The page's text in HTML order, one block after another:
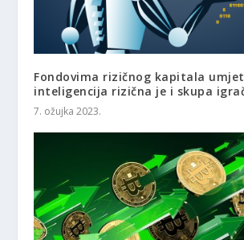
Fondovima rizičnog kapitala
inteligencija rizična je i skupa
7. ožujka 2023.